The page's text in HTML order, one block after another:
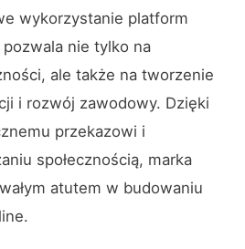
wykorzystanie platform
nie tylko na
ale także na tworzenie
i rozwój zawodowy. Dzięki
przekazowi i
społecznością, marka
atutem w budowaniu